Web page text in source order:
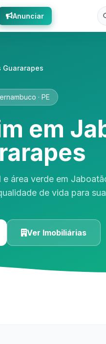
Anunciar
Guararapes
· PE
em
área verde em
de vida para
Ver Imobiliárias